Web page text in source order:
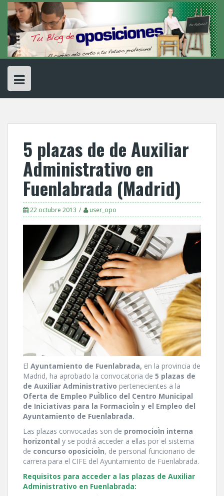
Skip
content
5 plazas de de Auxiliar
Administrativo en
Fuenlabrada (Madrid)
22 octubre 2013 user_opo
El Ayuntamiento de Fuenlabrada, en la provincia de
Madrid, ha aprobado la convocatoria de 5 plazas de
de Auxiliar Administrativo pertenecientes a la
Oferta de Empleo PuÌblico del Centro Municipal
de Iniciativas para la FormacioÌn y el Empleo del
Ayuntamiento de Fuenlabrada.
Las plazas convocadas son de promocioÌn interna
horizontal y se podrá acceder a ellas por el sistema
de concurso oposicioÌn, de personal funcionario de
carrera para el CIFE del Ayuntamiento de Fuenlabrada.
Requisitos para acceder a las plazas de Auxiliar
Administrativo en Fuenlabrada: